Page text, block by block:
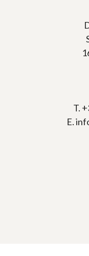
T.
E.